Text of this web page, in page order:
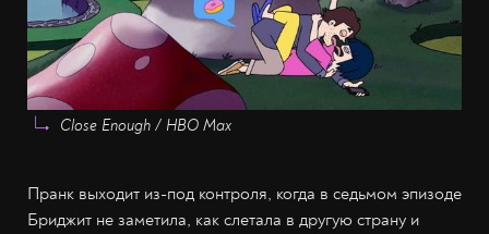
Close Enough / HBO Max
Пранк выходит из-под контроля, когда в седьмом эпизоде
Бриджит не заметила, как слетала в другую страну и